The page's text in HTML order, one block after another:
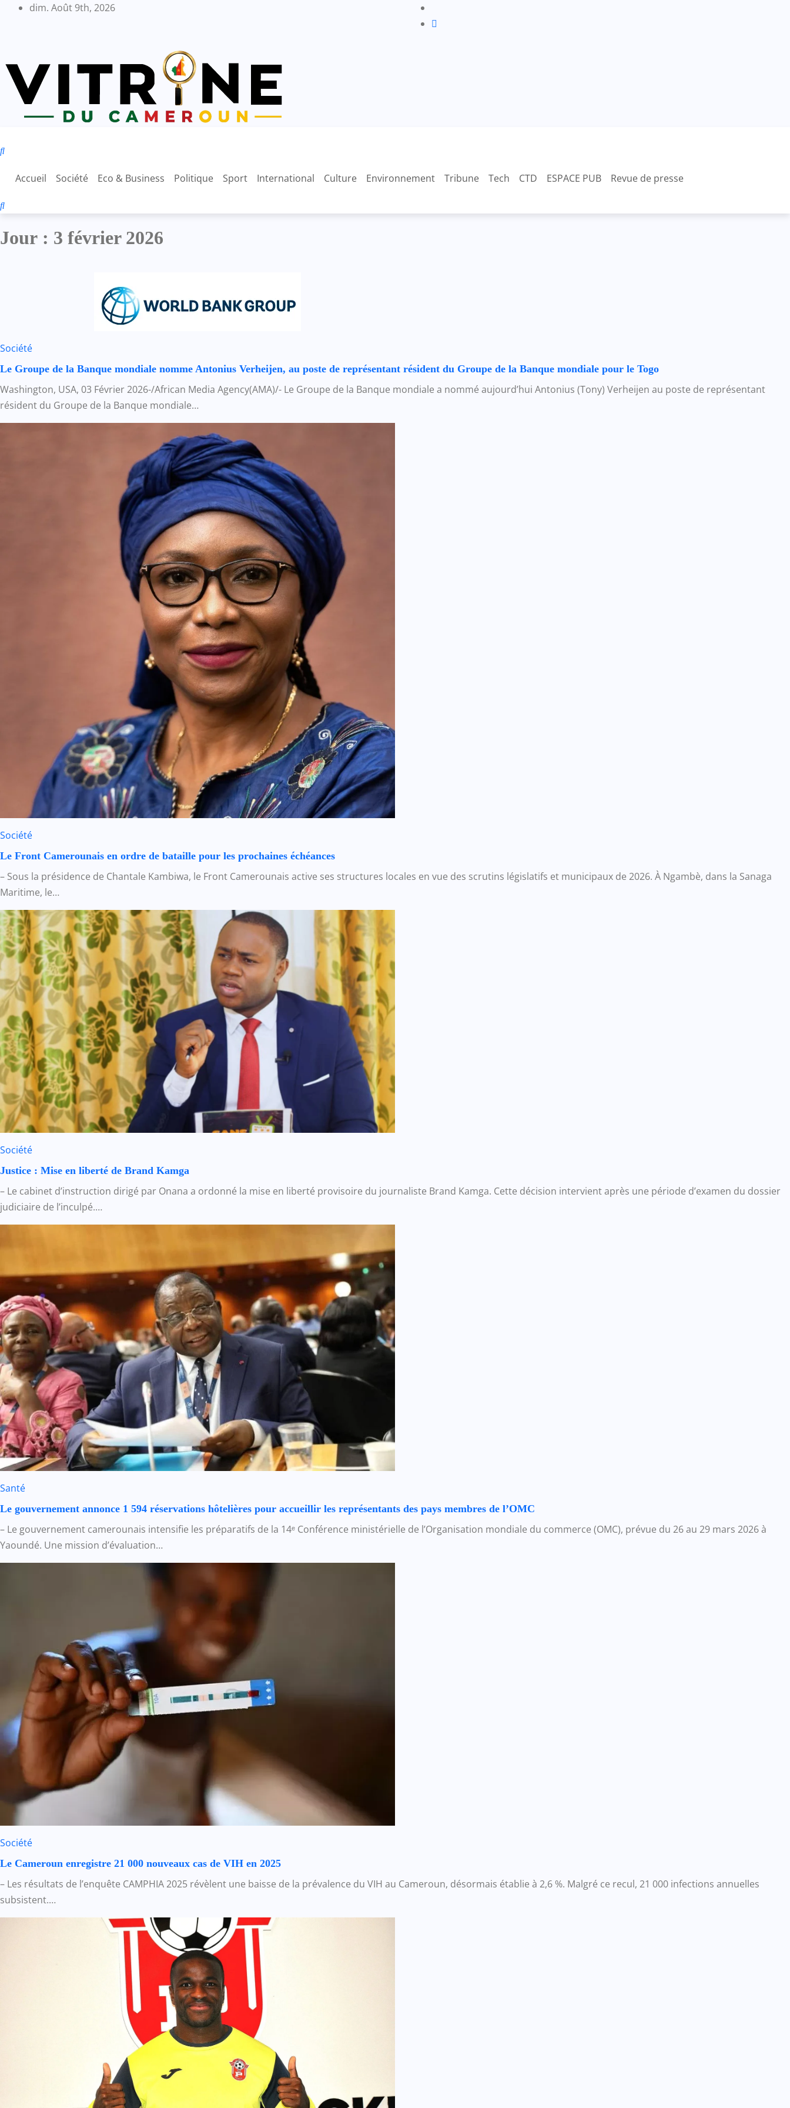
dim. Août 9th, 2026
Accueil Société Eco & Business Politique Sport International Culture Environnement Tribune Tech CTD ESPACE PUB Revue de presse
Jour : 3 février 2026
Société
Le Groupe de la Banque mondiale nomme Antonius Verheijen, au poste de représentant résident du Groupe de la Banque mondiale pour le Togo
Washington, USA, 03 Février 2026-/African Media Agency(AMA)/- Le Groupe de la Banque mondiale a nommé aujourd’hui Antonius (Tony) Verheijen au poste de représentant
résident du Groupe de la Banque mondiale…
Société
Le Front Camerounais en ordre de bataille pour les prochaines échéances
– Sous la présidence de Chantale Kambiwa, le Front Camerounais active ses structures locales en vue des scrutins législatifs et municipaux de 2026. À Ngambè, dans la Sanaga
Maritime, le…
Société
Justice : Mise en liberté de Brand Kamga
– Le cabinet d’instruction dirigé par Onana a ordonné la mise en liberté provisoire du journaliste Brand Kamga. Cette décision intervient après une période d’examen du dossier
judiciaire de l’inculpé.…
Santé
Le gouvernement annonce 1 594 réservations hôtelières pour accueillir les représentants des pays membres de l’OMC
– Le gouvernement camerounais intensifie les préparatifs de la 14ᵉ Conférence ministérielle de l’Organisation mondiale du commerce (OMC), prévue du 26 au 29 mars 2026 à
Yaoundé. Une mission d’évaluation…
Société
Le Cameroun enregistre 21 000 nouveaux cas de VIH en 2025
– Les résultats de l’enquête CAMPHIA 2025 révèlent une baisse de la prévalence du VIH au Cameroun, désormais établie à 2,6 %. Malgré ce recul, 21 000 infections annuelles
subsistent.…